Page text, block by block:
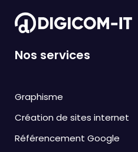
Nos services
Graphisme
Création de sites internet
Référencement Google